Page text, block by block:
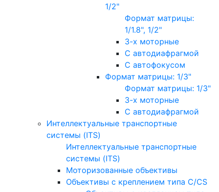
1/2"
Формат матрицы:
1/1.8", 1/2"
3-х моторные
С автодиафрагмой
С автофокусом
Формат матрицы: 1/3"
Формат матрицы: 1/3"
3-х моторные
С автодиафрагмой
Интеллектуальные транспортные
системы (ITS)
Интеллектуальные транспортные
системы (ITS)
Моторизованные объективы
Объективы с креплением типа C/CS